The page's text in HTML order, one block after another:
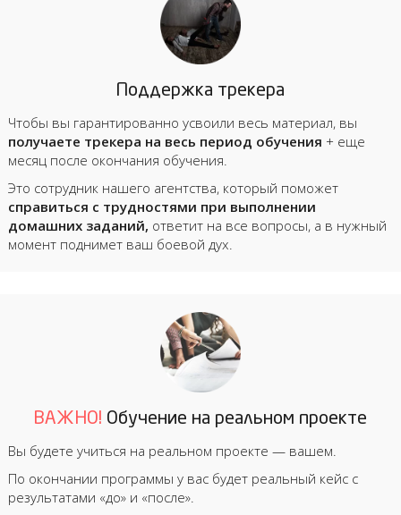
Поддержка трекера
Чтобы вы гарантированно усвоили весь материал, вы
получаете трекера на весь период обучения + еще
месяц после окончания обучения.
Это сотрудник нашего агентства, который поможет
справиться с трудностями при выполнении
домашних заданий, ответит на все вопросы, а в нужный
момент поднимет ваш боевой дух.
ВАЖНО! Обучение на реальном проекте
Вы будете учиться на реальном проекте — вашем.
По окончании программы у вас будет реальный кейс с
результатами «до» и «после».